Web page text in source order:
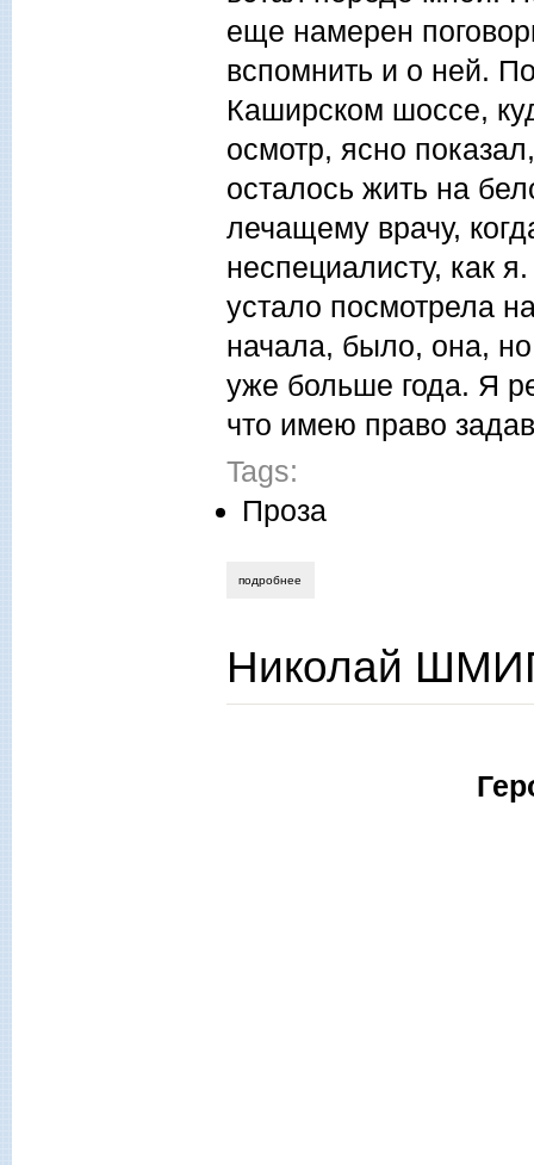
еще намерен
вспомнить и о ней.
Каширском шоссе,
осмотр, ясно
осталось жить на
лечащему врачу,
неспециалисту, как
устало посмотрела
начала, было, она,
уже больше года. Я
что имею право
Tags:
Проза
подробнее
Николай